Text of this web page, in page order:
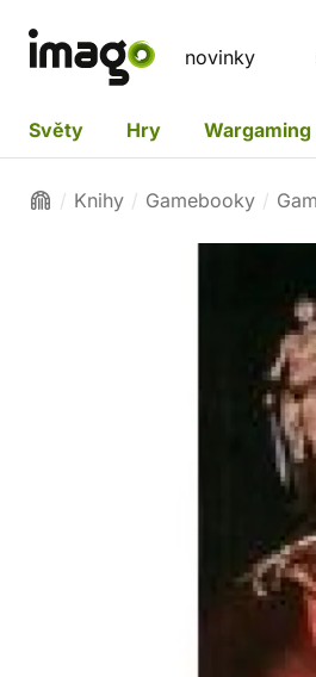
novinky
Světy Hry
Knihy Gamebooky